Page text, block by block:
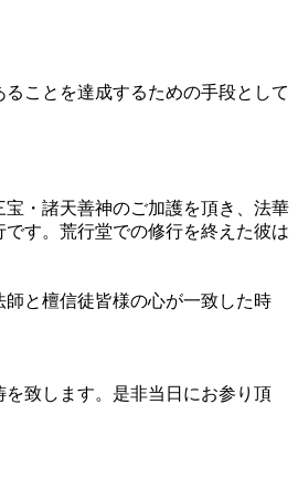
ことを達成するための手段として
・諸天善神のご加護を頂き、法華
す。荒行堂での修行を終えた彼は
と檀信徒皆様の心が一致した時
致します。是非当日にお参り頂